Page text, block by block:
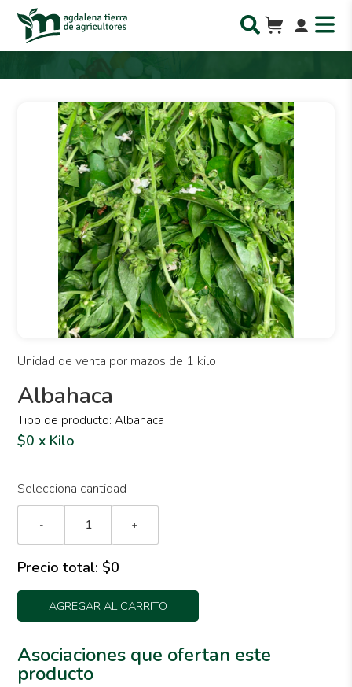
Unidad de venta por mazos de 1 kilo
Albahaca
Tipo de producto: Albahaca
$0 x Kilo
Selecciona cantidad
- +
Precio total: $0
AGREGAR AL CARRITO
Asociaciones que ofertan este
producto